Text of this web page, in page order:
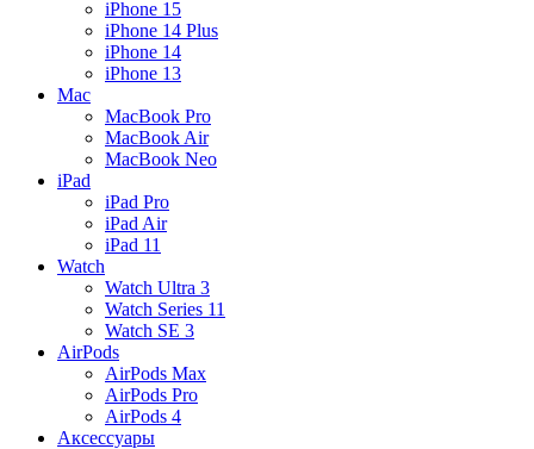
iPhone 15
iPhone 14 Plus
iPhone 14
iPhone 13
Mac
MacBook Pro
MacBook Air
MacBook Neo
iPad
iPad Pro
iPad Air
iPad 11
Watch
Watch Ultra 3
Watch Series 11
Watch SE 3
AirPods
AirPods Max
AirPods Pro
AirPods 4
Аксессуары